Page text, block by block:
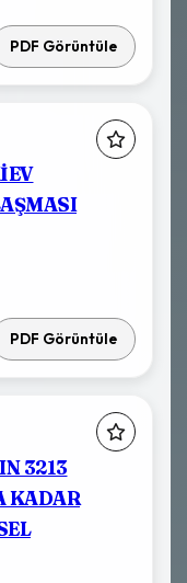
PDF Görüntüle
PDF Görüntüle
3213
KADAR